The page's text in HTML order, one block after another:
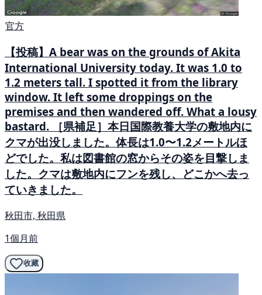
官方
【投稿】A bear was on the grounds of Akita
International University today. It was 1.0 to
1.2 meters tall. I spotted it from the library
window. It left some droppings on the
premises and then wandered off. What a lousy
bastard. ［県補足］本日国際教養大学の敷地内に
クマが出没しました。体長は1.0〜1.2メートルほ
どでした。私は図書館の窓からその姿を目撃しま
した。クマは敷地内にフンを残し、どこかへ去っ
ていきました。
秋田市, 秋田県
1個月前
收藏